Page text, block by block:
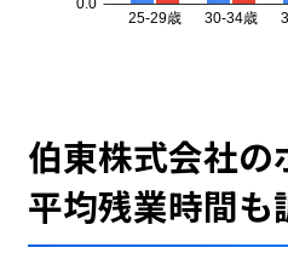
伯東株式会社の
平均残業時間も